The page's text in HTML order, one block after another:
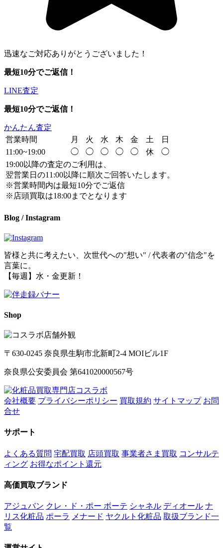
迅速なご対応ありがとうございました！
最短10分でご返信！
LINE査定
最短10分でご返信！
かんたん査定
営業時間
月 火 水 木 金 土
日
11:00~19:00
◯ ◯ ◯ ◯ ◯ 休
◯
19:00以降の査定のご利用は、
翌営業日の11:00以降に順次ご回答いたします。
※営業時間内は最短10分でご返信
※店頭買取は18:00までとなります
Blog / Instagram
皆様と共に考えたい、次世代への"想い" / 代表者の"信念"を
言葉に。
【毎週】水・金更新！
Shop
〒630-0245 奈良県生駒市北新町2-4 MOIビル1F
奈良県公安委員会 第641020000567号
会社概要 プライバシーポリシー 買取規約 サイトマップ お問
合せ
サポート
よくある質問 宅配買取 店頭買取 事業者さま買取 コンサルテ
ィング お得なポイント還元
高価買取ブランド
アジュバン クレ・ド・ポー ボーテ シャネル ディオール ナ
リス化粧品 ポーラ メナード ヤクルト化粧品 取扱ブランド一
覧